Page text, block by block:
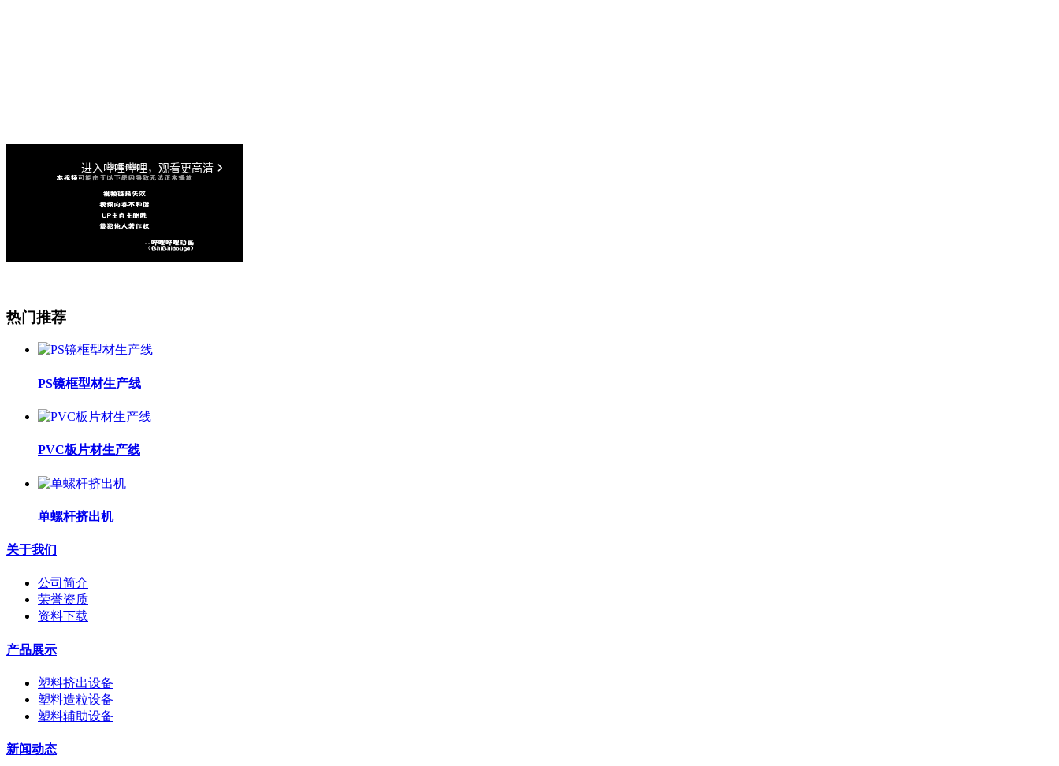
热门推荐
PS镜框型材生产线
PVC板片材生产线
单螺杆挤出机
关于我们
公司简介
荣誉资质
资料下载
产品展示
塑料挤出设备
塑料造粒设备
塑料辅助设备
新闻动态